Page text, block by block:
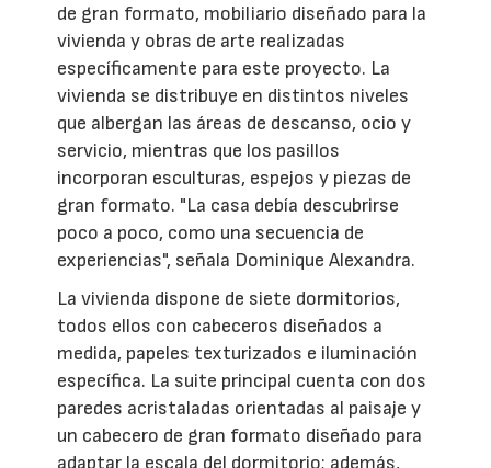
de gran formato, mobiliario diseñado para la
vivienda y obras de arte realizadas
específicamente para este proyecto. La
vivienda se distribuye en distintos niveles
que albergan las áreas de descanso, ocio y
servicio, mientras que los pasillos
incorporan esculturas, espejos y piezas de
gran formato. "La casa debía descubrirse
poco a poco, como una secuencia de
experiencias", señala Dominique Alexandra.
La vivienda dispone de siete dormitorios,
todos ellos con cabeceros diseñados a
medida, papeles texturizados e iluminación
específica. La suite principal cuenta con dos
paredes acristaladas orientadas al paisaje y
un cabecero de gran formato diseñado para
adaptar la escala del dormitorio; además,